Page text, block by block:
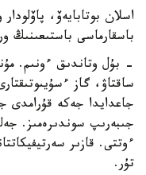
اسلان بوتابايەۆ،
باسقارماسى باستىعىنىڭ
- بۇل وتاندىق ءونىم.
ساقتاۋ، گاز
جاعدايدا جەكە
جىبەرىپ سوندىرەمىز.
ءوتتى. قازىر
تۇر.